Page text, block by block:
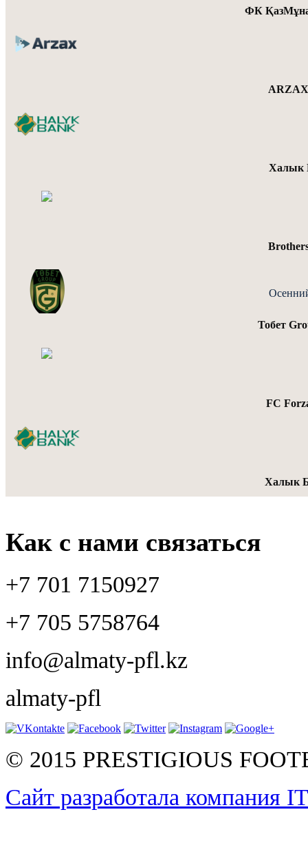
ФК
Халык
Тобет
FC
Халык
Как с нами связаться
+7 701 7150927
+7 705 5758764
info@almaty-pfl.kz
almaty-pfl
© 2015 PRESTIGIOUS
Сайт разработала компания